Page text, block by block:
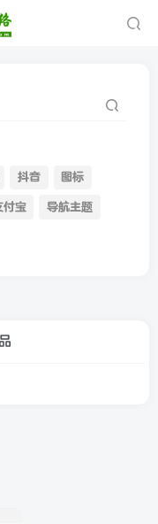
抖音 图标
付宝 导航主题